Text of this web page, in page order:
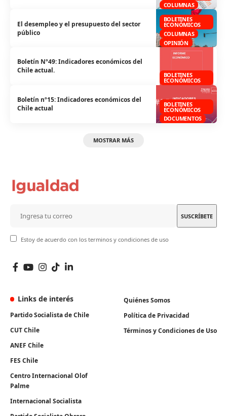
COLUMNAS
BOLETINES
ECONÓMICOS
COLUMNAS
OPINIÓN
El desempleo y el presupuesto del sector
público
BOLETINES
ECONÓMICOS
Boletín Nº49: Indicadores económicos del
Chile actual.
BOLETINES
ECONÓMICOS
DOCUMENTOS
Boletín nº15: Indicadores económicos del
Chile actual
MOSTRAR MÁS
Estoy de acuerdo con los terminos y condiciones de uso
Links de interés
Partido Socialista de Chile
CUT Chile
ANEF Chile
FES Chile
Centro Internacional Olof
Palme
Internacional Socialista
Quiénes Somos
Política de Privacidad
Términos y Condiciones de Uso